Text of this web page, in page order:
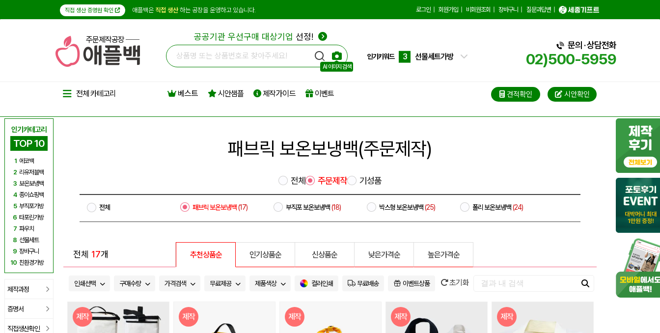
직접 생산 증명원 확인 애플백은 직접 생산하는 공장을 운영하고 있습니다. 로그인 회원가입 비회원조회 장바구니 질문과답변
주문제작공장 공공기관 우선구매 대상기업 선정!
AI 이미지 검색
인기키워드
1
에코백
3
선물세트가방
8
보온보냉백
1
에코백
문의 · 상담전화
02)500-5959
인기카테고리
TOP 10
1 에코백
2 리유저블백
3 보온보냉백
4 종이쇼핑백
5 부직포가방
6 타포린가방
7 파우치
8 선물세트
9 장바구니
10 친환경가방
제작과정
증명서
직접생산확인
전체 카테고리 베스트 시안샘플 제작가이드 이벤트 견적확인 시안확인
패브릭 보온보냉백(주문제작)
전체 주문제작 기성품
전체 패브릭 보온보냉백(17) 부직포 보온보냉백(18) 박스형 보온보냉백(25) 폴리 보온보냉백(24)
전체 17개 추천상품순 인기상품순 신상품순 낮은가격순 높은가격순
인쇄선택 구매수량 가격검색 무료제공 제품색상 컬러인쇄 무료배송 이벤트상품 초기화
제작 제작 제작 제작 제작